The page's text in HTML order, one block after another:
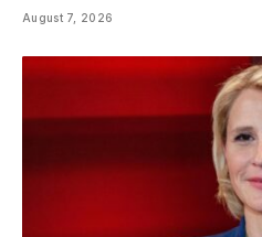
August 7, 2026